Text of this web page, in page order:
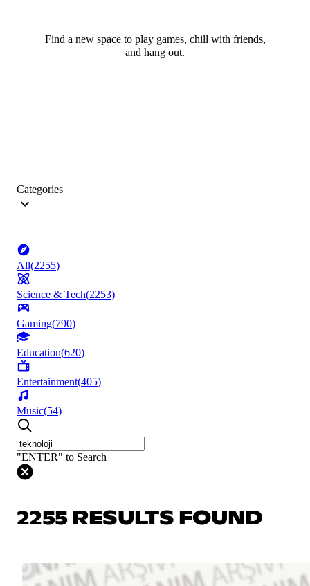
Find a new space to play games, chill with friends,
and hang out.
Categories
All(2255)
Science & Tech(2253)
Gaming(790)
Education(620)
Entertainment(405)
Music(54)
"ENTER" to Search
2255 RESULTS FOUND